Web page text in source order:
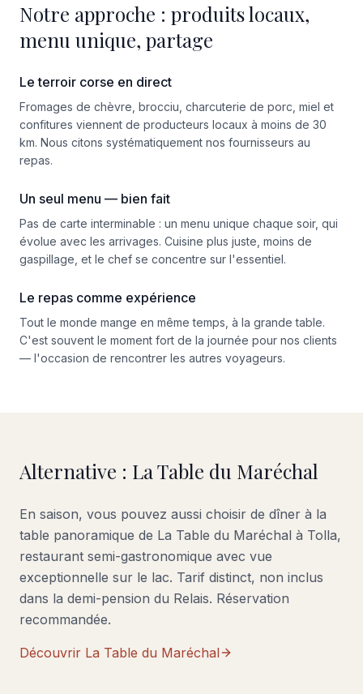
Notre approche : produits locaux,
menu unique, partage
Le terroir corse en direct
Fromages de chèvre, brocciu, charcuterie de porc, miel et
confitures viennent de producteurs locaux à moins de 30
km. Nous citons systématiquement nos fournisseurs au
repas.
Un seul menu — bien fait
Pas de carte interminable : un menu unique chaque soir, qui
évolue avec les arrivages. Cuisine plus juste, moins de
gaspillage, et le chef se concentre sur l'essentiel.
Le repas comme expérience
Tout le monde mange en même temps, à la grande table.
C'est souvent le moment fort de la journée pour nos clients
— l'occasion de rencontrer les autres voyageurs.
Alternative : La Table du Maréchal
En saison, vous pouvez aussi choisir de dîner à la
table panoramique de La Table du Maréchal à Tolla,
restaurant semi-gastronomique avec vue
exceptionnelle sur le lac. Tarif distinct, non inclus
dans la demi-pension du Relais. Réservation
recommandée.
Découvrir La Table du Maréchal